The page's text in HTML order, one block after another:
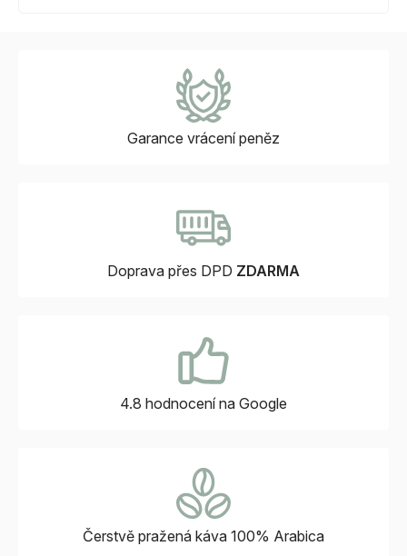
Garance vrácenípeněz
Doprava přes DPD ZDARMA
4.8 hodnocenína Google
Čerstvě pražená káva 100% Arabica